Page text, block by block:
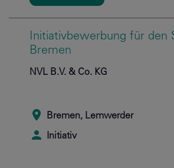
Initiativbewerbung für den
Bremen
NVL B.V. & Co. KG
Bremen, Lemwerder
Initiativ